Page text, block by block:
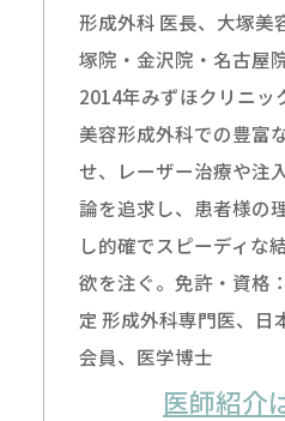
形成外科 医長、大塚美
塚院・金沢院・名古屋
2014年みずほクリニッ
美容形成外科での豊富
せ、レーザー治療や注
論を追求し、患者様の
し的確でスピーディな
欲を注ぐ。免許・資格
定 形成外科専門医、日
会員、医学博士
医師紹介